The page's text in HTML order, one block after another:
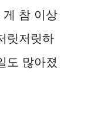
게 참 이상
릿저릿하
도 많아졌